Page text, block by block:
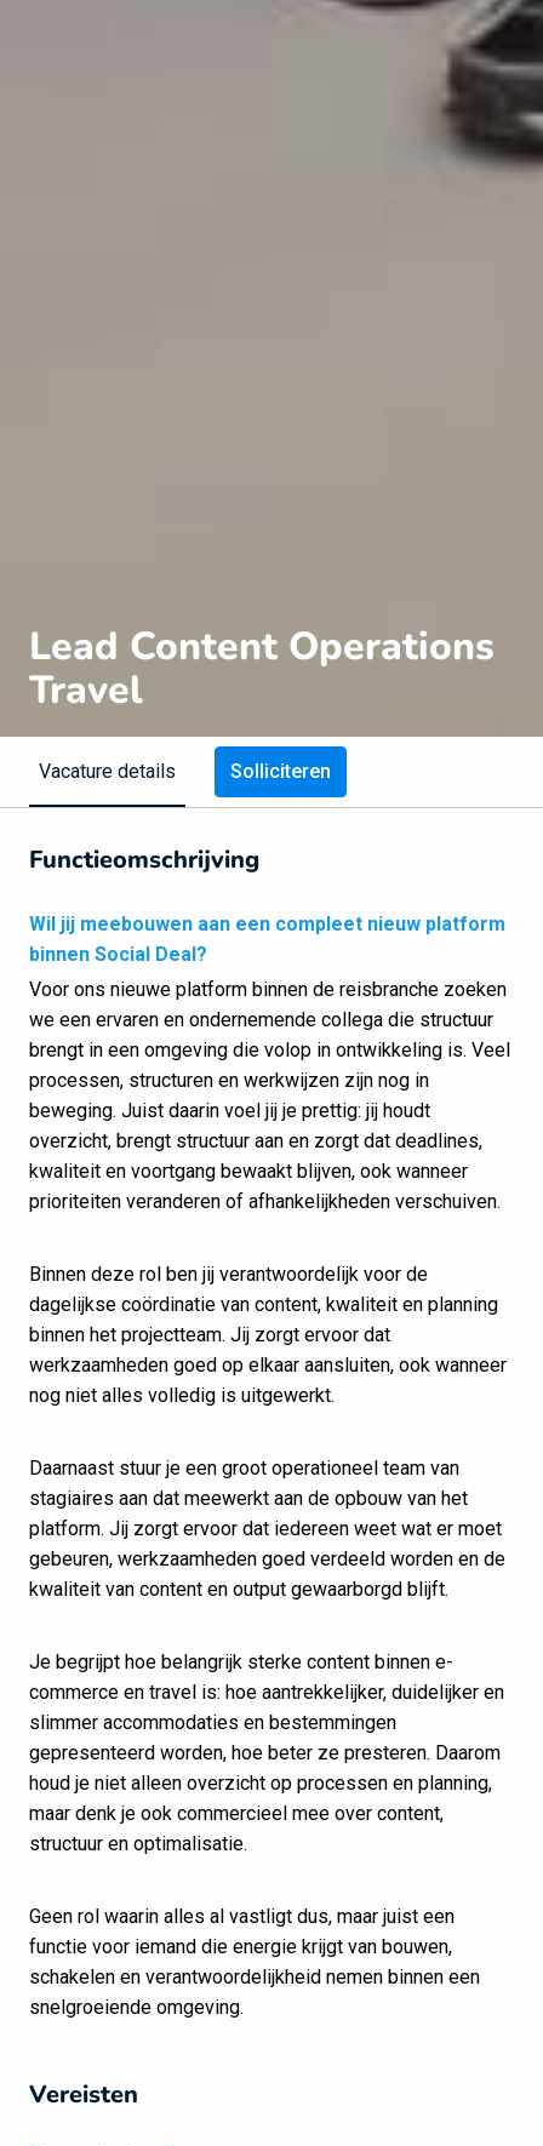
Lead Content Operations
Travel
Vacature details Solliciteren
Functieomschrijving
Wil jij meebouwen aan een compleet nieuw platform
binnen Social Deal?
Voor ons nieuwe platform binnen de reisbranche zoeken
we een ervaren en ondernemende collega die structuur
brengt in een omgeving die volop in ontwikkeling is. Veel
processen, structuren en werkwijzen zijn nog in
beweging. Juist daarin voel jij je prettig: jij houdt
overzicht, brengt structuur aan en zorgt dat deadlines,
kwaliteit en voortgang bewaakt blijven, ook wanneer
prioriteiten veranderen of afhankelijkheden verschuiven.
Binnen deze rol ben jij verantwoordelijk voor de
dagelijkse coördinatie van content, kwaliteit en planning
binnen het projectteam. Jij zorgt ervoor dat
werkzaamheden goed op elkaar aansluiten, ook wanneer
nog niet alles volledig is uitgewerkt.
Daarnaast stuur je een groot operationeel team van
stagiaires aan dat meewerkt aan de opbouw van het
platform. Jij zorgt ervoor dat iedereen weet wat er moet
gebeuren, werkzaamheden goed verdeeld worden en de
kwaliteit van content en output gewaarborgd blijft.
Je begrijpt hoe belangrijk sterke content binnen e-
commerce en travel is: hoe aantrekkelijker, duidelijker en
slimmer accommodaties en bestemmingen
gepresenteerd worden, hoe beter ze presteren. Daarom
houd je niet alleen overzicht op processen en planning,
maar denk je ook commercieel mee over content,
structuur en optimalisatie.
Geen rol waarin alles al vastligt dus, maar juist een
functie voor iemand die energie krijgt van bouwen,
schakelen en verantwoordelijkheid nemen binnen een
snelgroeiende omgeving.
Vereisten